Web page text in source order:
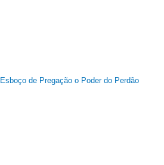
Esboço de Pregação o Poder do Perdão